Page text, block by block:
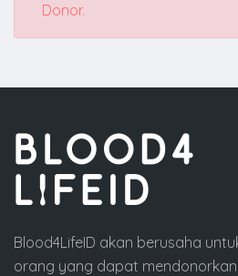
Donor.
Blood4LifeID akan berusaha
orang yang dapat